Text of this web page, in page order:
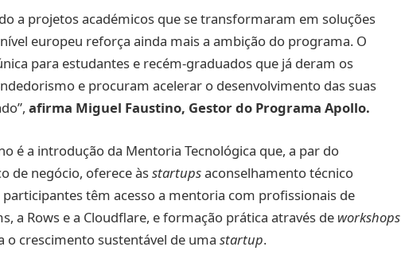
a projetos académicos que se transformaram em soluções
europeu reforça ainda mais a ambição do programa. O
para estudantes e recém-graduados que já deram os
e procuram acelerar o desenvolvimento das suas
afirma Miguel Faustino, Gestor do Programa Apollo.
é a introdução da Mentoria Tecnológica que, a par do
de negócio, oferece àsstartupsaconselhamento técnico
participantes têm acesso a mentoria com profissionais de
a Rows e a Cloudflare, e formação prática através de workshops
o crescimento sustentável de uma startup.